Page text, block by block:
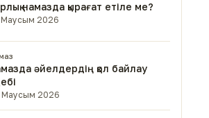
намазда қырағат етіле ме?
Маусым 2026
әйелдердің қол байлау
Маусым 2026